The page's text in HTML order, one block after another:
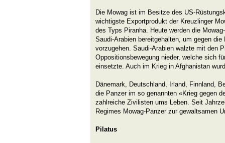
Die Mowag ist im Besitze des US-
wichtigste Exportprodukt der Kreuzlinger
des Typs Piranha. Heute werden die
Saudi-Arabien bereitgehalten, um gegen
vorzugehen. Saudi-Arabien walzte mit den
Oppositionsbewegung nieder, welche sich
einsetzte. Auch im Krieg in Afghanistan
Dänemark, Deutschland, Irland, Finnland,
die Panzer im so genannten «Krieg gegen
zahlreiche Zivilisten ums Leben. Seit
Regimes Mowag-Panzer zur gewaltsamen
Pilatus